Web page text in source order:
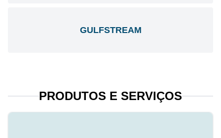
GULFSTREAM
PRODUTOS E SERVIÇOS